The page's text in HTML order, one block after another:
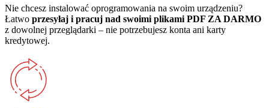
Nie chcesz instalować oprogramowania na swoim urządzeniu?
Łatwo przesyłaj i pracuj nad swoimi plikami PDF ZA DARMO
z dowolnej przeglądarki – nie potrzebujesz konta ani karty
kredytowej.